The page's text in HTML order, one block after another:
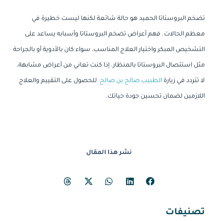
تضخم البروستاتا الحميد هو حالة شائعة لكنها ليست خطيرة في
معظم الحالات. فهم أعراض تضخم البروستاتا وأسبابه يساعد على
التشخيص المبكر واختيار العلاج المناسب، سواء كان بالأدوية أو بالجراحة
مثل استئصال البروستاتا بالمنظار. إذا كنت تعاني من أعراض مشابهة،
لا تتردد في زيارة الطبيب صالح بن صالح للحصول على التقييم والعلاج
اللازمين لضمان تحسين جودة حياتك.
نشر هذا المقال
تصنيفات